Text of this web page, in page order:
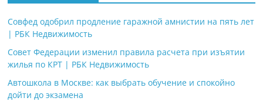
Совфед одобрил продление гаражной амнистии на пять лет
| РБК Недвижимость
Совет Федерации изменил правила расчета при изъятии
жилья по КРТ | РБК Недвижимость
Автошкола в Москве: как выбрать обучение и спокойно
дойти до экзамена